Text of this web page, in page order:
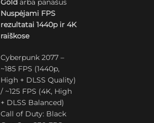
Gold arba panašus
Nuspėjami FPS
rezultatai 1440p ir 4K
raiškose
Cyberpunk 2077 –
~185 FPS (1440p,
High + DLSS Quality)
/ ~125 FPS (4K, High
+ DLSS Balanced)
Call of Duty: Black